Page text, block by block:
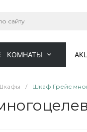
КОМНАТЫ
/ Шкаф Грейс